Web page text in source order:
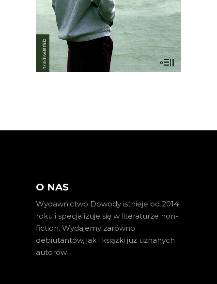
mężczyzn, kobiet i dzieci. Nie było
żadnych […]
O NAS
Wydawnictwo Dowody istnieje od 2014
roku i specjalizuje się w literaturze non-
fiction. Wydajemy zarówno
debiutantów, jak i książki już uznanych
autorów…